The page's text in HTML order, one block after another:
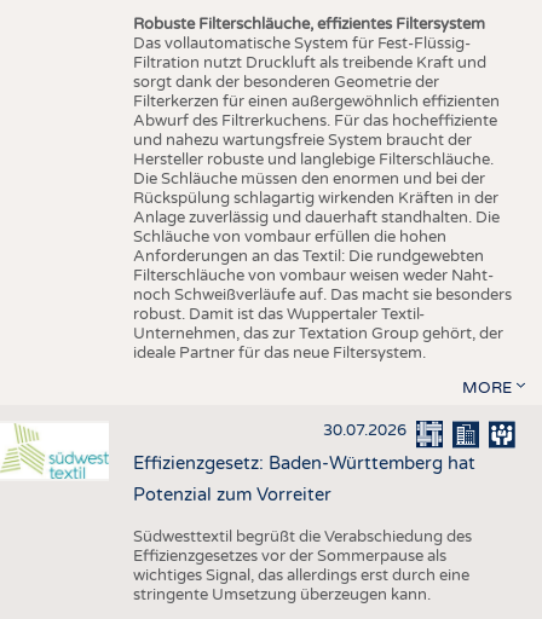
Robuste Filterschläuche, effizientes Filtersystem
Das vollautomatische System für Fest-Flüssig-
Filtration nutzt Druckluft als treibende Kraft und
sorgt dank der besonderen Geometrie der
Filterkerzen für einen außergewöhnlich effizienten
Abwurf des Filtrerkuchens. Für das hocheffiziente
und nahezu wartungsfreie System braucht der
Hersteller robuste und langlebige Filterschläuche.
Die Schläuche müssen den enormen und bei der
Rückspülung schlagartig wirkenden Kräften in der
Anlage zuverlässig und dauerhaft standhalten. Die
Schläuche von vombaur erfüllen die hohen
Anforderungen an das Textil: Die rundgewebten
Filterschläuche von vombaur weisen weder Naht-
noch Schweißverläufe auf. Das macht sie besonders
robust. Damit ist das Wuppertaler Textil-
Unternehmen, das zur Textation Group gehört, der
ideale Partner für das neue Filtersystem.
MORE
30.07.2026
Effizienzgesetz: Baden-Württemberg hat
Potenzial zum Vorreiter
Südwesttextil begrüßt die Verabschiedung des
Effizienzgesetzes vor der Sommerpause als
wichtiges Signal, das allerdings erst durch eine
stringente Umsetzung überzeugen kann.